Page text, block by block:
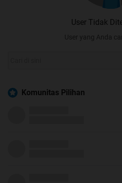
User Tidak
User yang Anda
Komunitas Pilihan